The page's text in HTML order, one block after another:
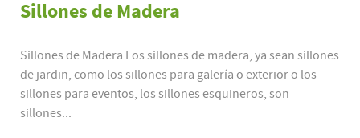
Sillones de Madera
Sillones de Madera Los sillones de madera, ya sean sillones
de jardin, como los sillones para galería o exterior o los
sillones para eventos, los sillones esquineros, son
sillones...